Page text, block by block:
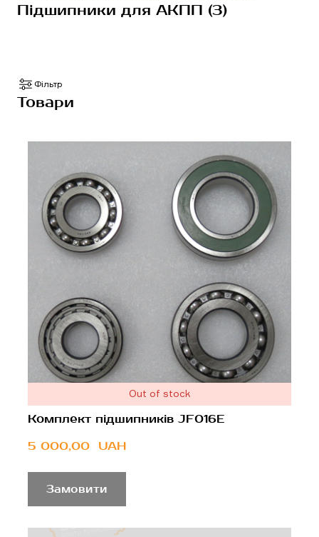
Підшипники для АКПП (3)
Фільтр
Товари
Out of stock
Комплект підшипників JF016E
5 000,00  UAH
Замовити